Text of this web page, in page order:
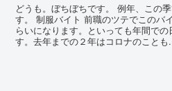
どうも。ぼちぼちです。 例年、この
す。 制服バイト 前職のツテでこのバ
らいになります。といっても年間で
す。去年までの２年はコロナのことも